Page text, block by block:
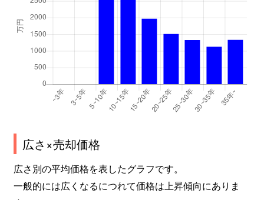
広さ×売却価格
広さ別の平均価格を表したグラフです。
一般的には広くなるにつれて価格は上昇傾向にありま